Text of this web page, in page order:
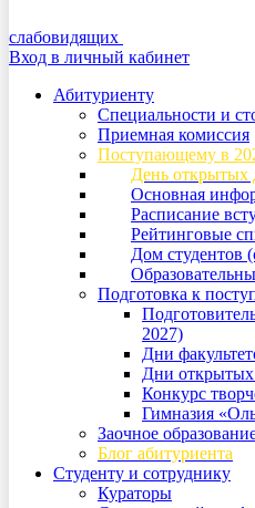
слабовидящих
Вход в личный кабинет
Абитуриенту
Специальности и
Приемная комиссия
Поступающему в
День открытых
Основная
Расписание
Рейтинговые
Дом студентов
Подготовка к
2027)
Дни
Дни открытых
Конкурс
Гимназия
Заочное
Блог абитуриента
Студенту и сотруднику
Кураторы